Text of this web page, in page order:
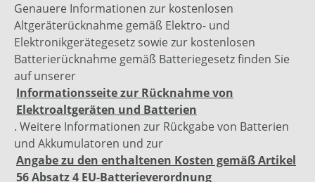
Genauere Informationen zur kostenlosen
Altgeräterücknahme gemäß Elektro- und
Elektronikgerätegesetz sowie zur kostenlosen
Batterierücknahme gemäß Batteriegesetz finden Sie
auf unserer
Informationsseite zur Rücknahme von
Elektroaltgeräten und Batterien
. Weitere Informationen zur Rückgabe von Batterien
und Akkumulatoren und zur
Angabe zu den enthaltenen Kosten gemäß Artikel
56 Absatz 4 EU-Batterieverordnung